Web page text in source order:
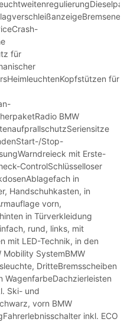
für
für
BMW
Stop-
mit Erste-
ControlSchlüsselloser
in
Handschuhkasten, in
vorn,
in Türverkleidung
rund, links, mit
mit LED-Technik, in den
SystemBMW
DritteBremsscheiben
Ski- und
vorn BMW
inkl. ECO